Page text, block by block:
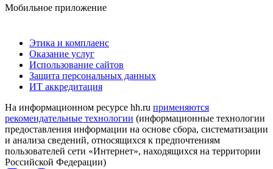
Мобильное приложение
Этика и комплаенс
Оказание услуг
Использование сайтов
Защита персональных данных
ИТ аккредитация
На информационном ресурсе hh.ru применяются
рекомендательные технологии (информационные технологии
предоставления информации на основе сбора, систематизации
и анализа сведений, относящихся к предпочтениям
пользователей сети «Интернет», находящихся на территории
Российской Федерации)